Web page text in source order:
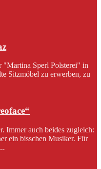
"Martina Sperl Polsterei" in
Sitzmöbel zu erwerben, zu
Immer auch beides zugleich:
ein bisschen Musiker. Für